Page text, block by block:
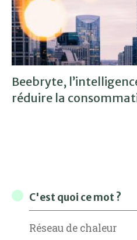
Beebryte,
réduire la
C'est quoi ce mot ?
Réseau de chaleur